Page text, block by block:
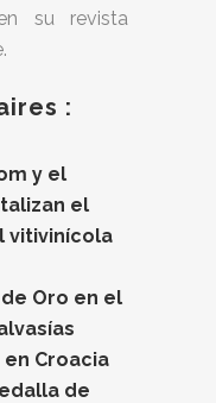
su revista
:
y el
el
vitivinícola
Oro en el
Croacia
de